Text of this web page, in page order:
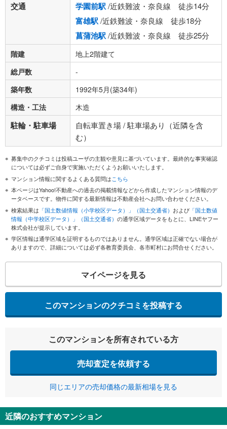
交通 学園前駅/近鉄難波・奈良線 徒歩14分
富雄駅/近鉄難波・奈良線 徒歩18分
菖蒲池駅/近鉄難波・奈良線 徒歩25分
階建
地上2階建て
総戸数
-
築年数
1992年5月(築34年)
構造・工法
木造
駐輪・駐車場
自転車置き場 / 駐車場あり（近隣を含
む）
募集中のクチコミは投稿ユーザの主観や意見に基づいています。最終的な事実確認
については必ずご自身で実施いただくようお願いいたします。
マンション情報に関するよくある質問はこちら
本ページはYahoo!不動産への過去の掲載情報などから作成したマンション情報のデ
ータベースです。物件に関する最新情報は不動産会社へお問い合わせください。
検索結果は 「国土数値情報（小学校区データ）」（国土交通省） および 「国土数値
情報（中学校区データ）」（国土交通省） の通学区域データをもとに、LINEヤフー
株式会社が提示しています。
学区情報は通学区域を証明するものではありません。通学区域は正確でない場合が
ありますので、詳細については必ず各教育委員会、各市町村にお問合せください。
マイページを見る
このマンションのクチコミを投稿する
このマンションを所有されている方
売却査定を依頼する
同じエリアの売却価格の最新相場を見る
近隣のおすすめマンション